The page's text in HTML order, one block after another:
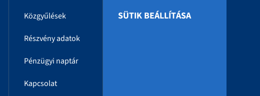
Közgyűlések
Részvény adatok
Pénzügyi naptár
Kapcsolat
SÜTIK BEÁLLÍTÁSA